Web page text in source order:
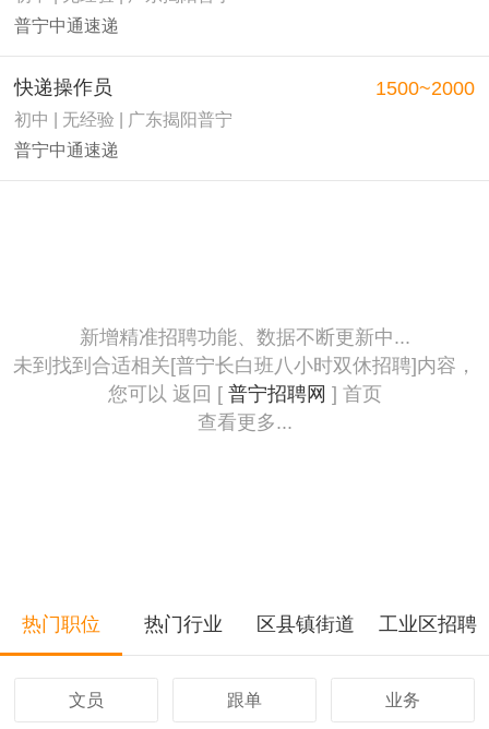
普宁中通速递
快递操作员
初中 | 无经验 | 广东揭阳普宁
普宁中通速递
1500~2000
新增精准招聘功能、数据不断更新中...
未到找到合适相关[普宁长白班八小时双休招聘]内容，
您可以 返回 [ 普宁招聘网 ] 首页
查看更多...
热门职位 热门行业 区县镇街道 工业区招聘
文员 跟单 业务